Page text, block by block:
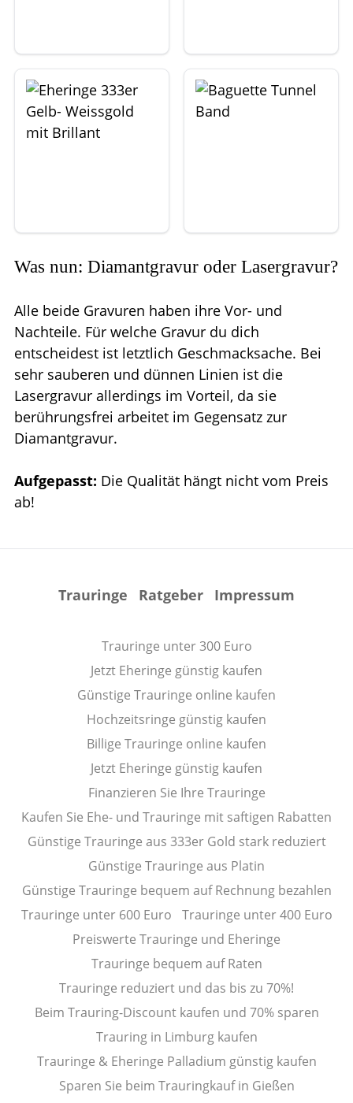
Was nun: Diamantgravur oder Lasergravur?
Alle beide Gravuren haben ihre Vor- und
Nachteile. Für welche Gravur du dich
entscheidest ist letztlich Geschmacksache. Bei
sehr sauberen und dünnen Linien ist die
Lasergravur allerdings im Vorteil, da sie
berührungsfrei arbeitet im Gegensatz zur
Diamantgravur.
Aufgepasst: Die Qualität hängt nicht vom Preis
ab!
Trauringe Ratgeber Impressum
Trauringe unter 300 Euro
Jetzt Eheringe günstig kaufen
Günstige Trauringe online kaufen
Hochzeitsringe günstig kaufen
Billige Trauringe online kaufen
Jetzt Eheringe günstig kaufen
Finanzieren Sie Ihre Trauringe
Kaufen Sie Ehe- und Trauringe mit saftigen Rabatten
Günstige Trauringe aus 333er Gold stark reduziert
Günstige Trauringe aus Platin
Günstige Trauringe bequem auf Rechnung bezahlen
Trauringe unter 600 Euro
Trauringe unter 400 Euro
Preiswerte Trauringe und Eheringe
Trauringe bequem auf Raten
Trauringe reduziert und das bis zu 70%!
Beim Trauring-Discount kaufen und 70% sparen
Trauring in Limburg kaufen
Trauringe & Eheringe Palladium günstig kaufen
Sparen Sie beim Trauringkauf in Gießen